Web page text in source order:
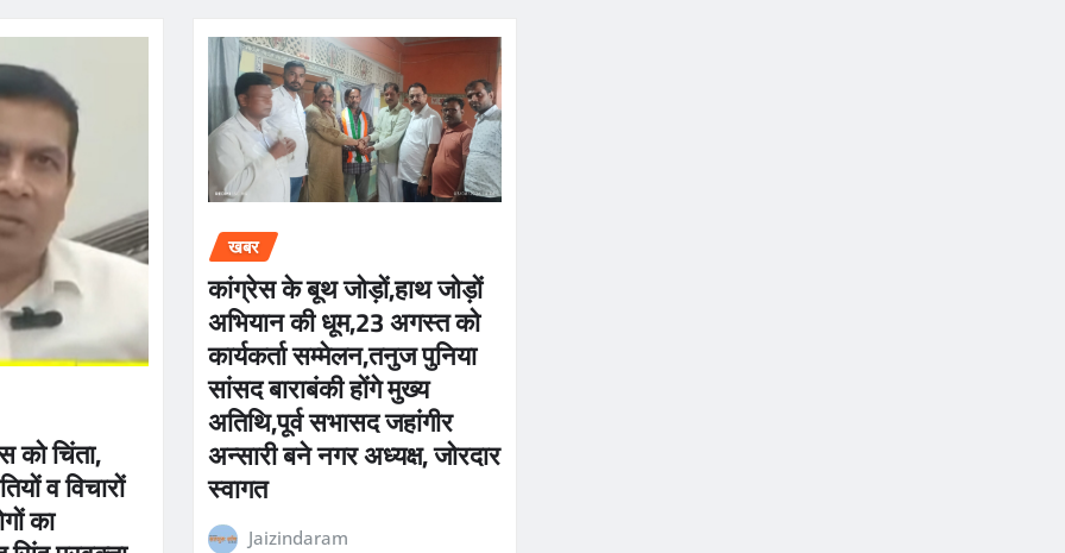
को चिंता,
व विचारों
का
खबर
कांग्रेस के बूथ जोड़ों,हाथ जोड़ों
अभियान की धूम,23 अगस्त को
कार्यकर्ता सम्मेलन,तनुज पुनिया
सांसद बाराबंकी होंगे मुख्य
अतिथि,पूर्व सभासद जहांगीर
अन्सारी बने नगर अध्यक्ष, जोरदार
स्वागत
Jaizindaram